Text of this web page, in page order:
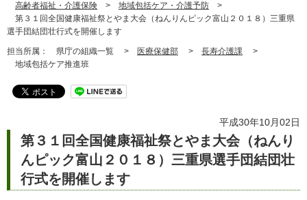
高齢者福祉・介護保険 > 地域包括ケア・介護予防 >
第３１回全国健康福祉祭とやま大会（ねんりんピック富山２０１８）三重県
選手団結団壮行式を開催します
担当所属： 県庁の組織一覧 > 医療保健部 > 長寿介護課 >
地域包括ケア推進班
平成30年10月02日
第３１回全国健康福祉祭とやま大会（ねんり
んピック富山２０１８）三重県選手団結団壮
行式を開催します